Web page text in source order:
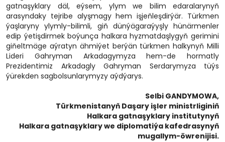
gatnaşyklary däl, eýsem, ylym we bilim edaralarynyň
arasyndaky tejribe alyşmagy hem işjeňleşdirýär. Türkmen
ýaşlaryny ylymly-bilimli, giň dünýägaraýyşly hünärmenler
edip ýetişdirmek boýunça halkara hyzmatdaşlygyň gerimini
giňeltmäge aýratyn ähmiýet berýän türkmen halkynyň Milli
Lideri Gahryman Arkadagymyza hem-de hormatly
Prezidentimiz Arkadagly Gahryman Serdarymyza tüýs
ýürekden sagbolsunlarymyzy aýdýarys.
Selbi GANDYMOWA,
Türkmenistanyň Daşary işler ministrliginiň
Halkara gatnaşyklary institutynyň
Halkara gatnaşyklary we diplomatiýa kafedrasynyň
mugallym-öwrenijisi.